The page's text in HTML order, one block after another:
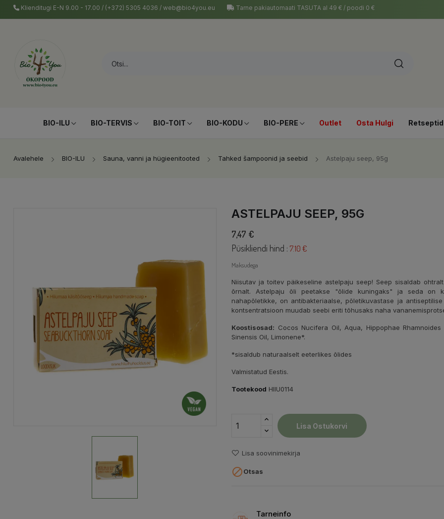
Klienditugi E-N 9.00 - 17.00 / (+372) 5305 4036 / web@bio4you.eu Tarne pakiautomaati TASUTA al 49 € / poodi 0 €
BIO-ILU BIO-TERVIS BIO-TOIT BIO-KODU BIO-PERE Outlet Osta Hulgi Retseptid
Avalehele BIO-ILU Sauna, vanni ja hügieenitooted Tahked šampoonid ja seebid Astelpaju seep, 95g
ASTELPAJU SEEP, 95G
7,47 €
Püsikliendi hind : 7.10 €
Maksudega
Niisutav ja toitev päikeseline astelpaju seep! Seep sisaldab
õrnalt. Astelpaju õli peetakse "õlide kuningaks" ja seda on
nahapõletikke, on antibakteriaalse, põletikuvastase ja
kontsentratsioon muudab seebi eriti tõhusaks naha
Koostisosad: Cocos Nucifera Oil, Aqua, Hippophae
Sinensis Oil, Limonene*.
*sisaldub naturaalselt eeterlikes õlides
Valmistatud Eestis.
Tootekood HIIU0114
Lisa Ostukorvi
Lisa soovinimekirja
Otsas
Tarneinfo